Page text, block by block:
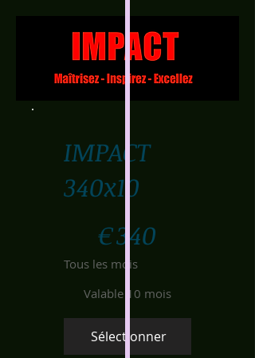
IMPACT
340x10
€340
Tous les mois
Valable 10 mois
Sélectionner